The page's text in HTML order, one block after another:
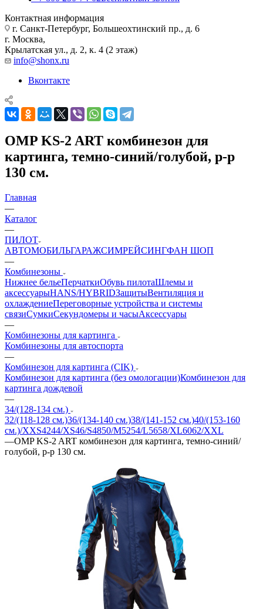
Контактная информация
г. Санкт-Петербург, Большеохтинский пр., д. 6
г. Москва,
Крылатская ул., д. 2, к. 4 (2 этаж)
info@shonx.ru
Вконтакте
OMP KS-2 ART комбинезон для
картинга, темно-синий/голубой, р-р
130 см.
Главная
—
Каталог
—
ПИЛОТ
АВТОМОБИЛЬГАРАЖСИМРЕЙСИНГФАН ШОП
—
Комбинезоны
Нижнее бельеПерчаткиОбувь пилотаШлемы и
аксессуарыHANS/HYBRIDЗащитыВентиляция и
охлаждениеПереговорные устройства и системы
связиСумкиСекундомеры и часыАксессуары
—
Комбинезоны для картинга
Комбинезоны для автоспорта
—
Комбинезон для картинга (CIK)
Комбинезон для картинга (без омологации)Комбинезон для
картинга дождевой
—
34/(128-134 см.)
32/(118-128 см.)36/(134-140 см.)38/(141-152 см.)40/(153-160
см.)/XXS4244/XS46/S4850/M5254/L5658/XL6062/XXL
—OMP KS-2 ART комбинезон для картинга, темно-синий/
голубой, р-р 130 см.